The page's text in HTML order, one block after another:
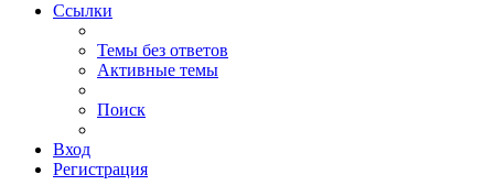
Ссылки
Темы без ответов
Активные темы
Поиск
Вход
Регистрация